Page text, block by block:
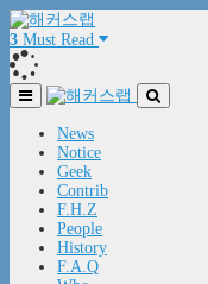
3 Must Read
News
Notice
Geek
Contrib
F.H.Z
People
History
F.A.Q